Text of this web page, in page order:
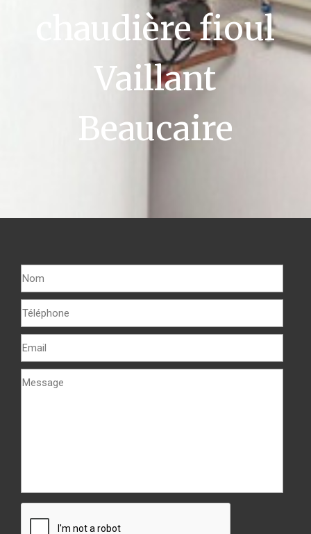
chaudière fioul
Vaillant
Beaucaire